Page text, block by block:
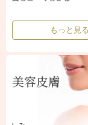
もっと見る
美容皮膚